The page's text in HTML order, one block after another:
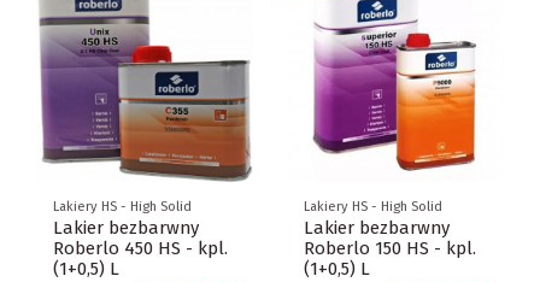
Lakiery HS - High Solid
Lakier bezbarwny
Roberlo 450 HS - kpl.
(1+0,5) L
Lakiery HS - High Solid
Lakier bezbarwny
Roberlo 150 HS - kpl.
(1+0,5) L